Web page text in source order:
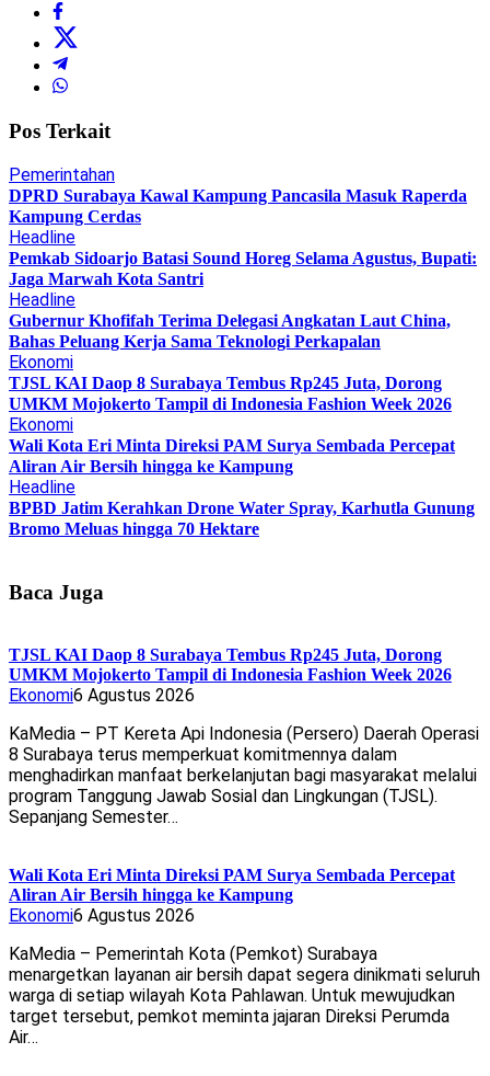
Pos Terkait
Pemerintahan
DPRD Surabaya Kawal Kampung Pancasila Masuk Raperda
Kampung Cerdas
Headline
Pemkab Sidoarjo Batasi Sound Horeg Selama Agustus, Bupati:
Jaga Marwah Kota Santri
Headline
Gubernur Khofifah Terima Delegasi Angkatan Laut China,
Bahas Peluang Kerja Sama Teknologi Perkapalan
Ekonomi
TJSL KAI Daop 8 Surabaya Tembus Rp245 Juta, Dorong
UMKM Mojokerto Tampil di Indonesia Fashion Week 2026
Ekonomi
Wali Kota Eri Minta Direksi PAM Surya Sembada Percepat
Aliran Air Bersih hingga ke Kampung
Headline
BPBD Jatim Kerahkan Drone Water Spray, Karhutla Gunung
Bromo Meluas hingga 70 Hektare
Baca Juga
TJSL KAI Daop 8 Surabaya Tembus Rp245 Juta, Dorong
UMKM Mojokerto Tampil di Indonesia Fashion Week 2026
Ekonomi6 Agustus 2026
KaMedia – PT Kereta Api Indonesia (Persero) Daerah Operasi
8 Surabaya terus memperkuat komitmennya dalam
menghadirkan manfaat berkelanjutan bagi masyarakat melalui
program Tanggung Jawab Sosial dan Lingkungan (TJSL).
Sepanjang Semester…
Wali Kota Eri Minta Direksi PAM Surya Sembada Percepat
Aliran Air Bersih hingga ke Kampung
Ekonomi6 Agustus 2026
KaMedia – Pemerintah Kota (Pemkot) Surabaya
menargetkan layanan air bersih dapat segera dinikmati seluruh
warga di setiap wilayah Kota Pahlawan. Untuk mewujudkan
target tersebut, pemkot meminta jajaran Direksi Perumda
Air…